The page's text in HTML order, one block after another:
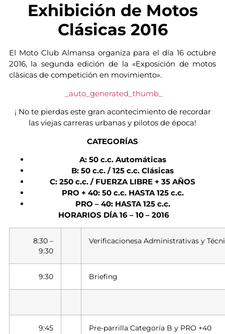
Exhibición de Motos
Clásicas 2016
El Moto Club Almansa organiza para el día 16 octubre
2016, la segunda edición de la «Exposición de motos
clàsicas de competición en movimiento».
_auto_generated_thumb_
¡ No te pierdas este gran acontecimiento de recordar
las viejas carreras urbanas y pilotos de época!
CATEGORÍAS
A: 50 c.c. Automáticas
B: 50 c.c. / 125 c.c. Clásicas
C: 250 c.c. / FUERZA LIBRE + 35 AÑOS
PRO + 40: 50 c.c. HASTA 125 c.c.
PRO – 40: HASTA 125 c.c.
HORARIOS DÍA 16 – 10 – 2016
8:30 –
9:30
Verificacionesa Administrativas y
9:30 Briefing
9:45 Pre-parrilla Categoría B y PRO +40